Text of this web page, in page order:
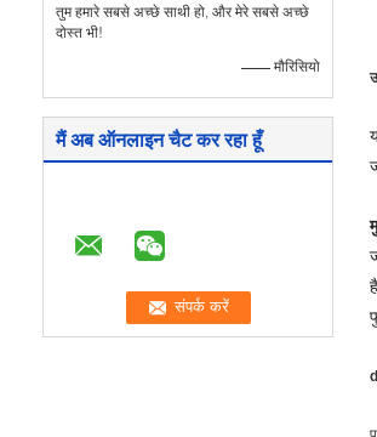
तुम हमारे सबसे अच्छे साथी हो, और मेरे सबसे अच्छे
दोस्त भी!
—— मौरिसियो
मैं अब ऑनलाइन चैट कर रहा हूँ